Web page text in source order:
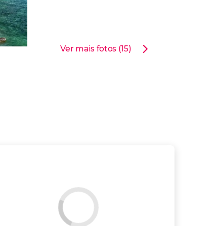
Ver mais fotos (15)